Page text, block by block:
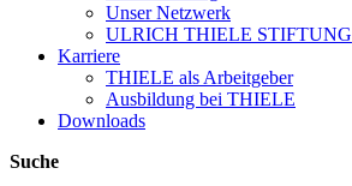
Unser Netzwerk
ULRICH THIELE STIFTUNG
Karriere
THIELE als Arbeitgeber
Ausbildung bei THIELE
Downloads
Suche